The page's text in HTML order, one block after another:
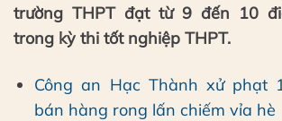
trường THPT đạt từ 9 đến 10
trong kỳ thi tốt nghiệp THPT.
Công an Hạc Thành xử phạt
bán hàng rong lấn chiếm vỉa hè